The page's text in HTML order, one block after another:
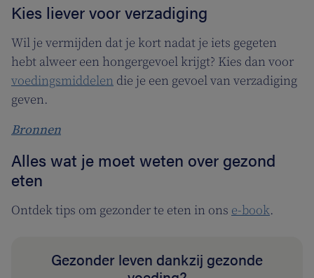
Kies liever voor verzadiging
Wil je vermijden dat je kort nadat je iets gegeten
hebt alweer een hongergevoel krijgt? Kies dan voor
voedingsmiddelen die je een gevoel van verzadiging
geven.
Bronnen
Alles wat je moet weten over gezond
eten
Ontdek tips om gezonder te eten in ons e-book.
Gezonder leven dankzij gezonde